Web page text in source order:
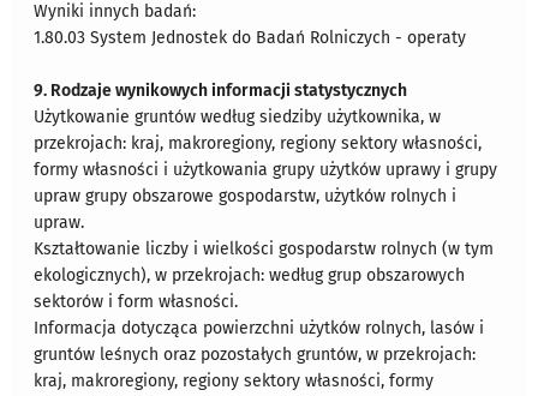
Wyniki innych badań:
1.80.03 System Jednostek do Badań Rolniczych - operaty
9. Rodzaje wynikowych informacji statystycznych
Użytkowanie gruntów według siedziby użytkownika, w
przekrojach: kraj, makroregiony, regiony sektory własności,
formy własności i użytkowania grupy użytków uprawy i grupy
upraw grupy obszarowe gospodarstw, użytków rolnych i
upraw.
Kształtowanie liczby i wielkości gospodarstw rolnych (w tym
ekologicznych), w przekrojach: według grup obszarowych
sektorów i form własności.
Informacja dotycząca powierzchni użytków rolnych, lasów i
gruntów leśnych oraz pozostałych gruntów, w przekrojach:
kraj, makroregiony, regiony sektory własności, formy